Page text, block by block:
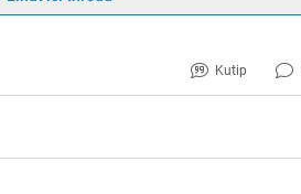
thread starter
Kutip